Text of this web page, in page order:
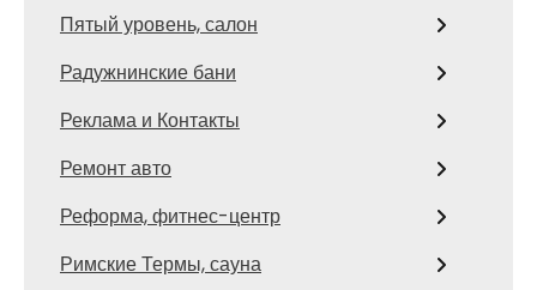
Пятый уровень, салон
Радужнинские бани
Реклама и Контакты
Ремонт авто
Реформа, фитнес-центр
Римские Термы, сауна